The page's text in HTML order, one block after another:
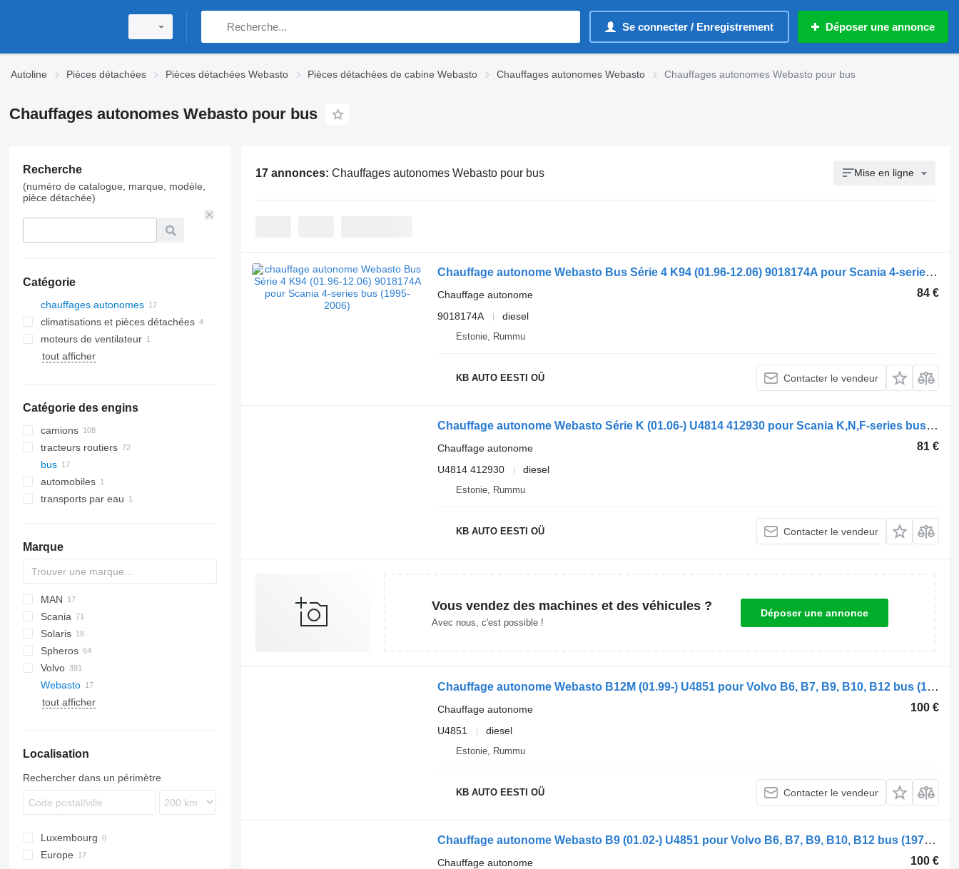
Se connecter / Enregistrement Déposer une annonce
Autoline Pièces détachées Pièces détachées Webasto Pièces détachées de cabine Webasto Chauffages autonomes Webasto Chauffages autonomes Webasto pour bus
Chauffages autonomes Webasto pour bus
Recherche
(numéro de catalogue, marque, modèle,
pièce détachée)
Catégorie
chauffages autonomes
climatisations et pièces détachées
climatiseurs
compresseurs de climatisation
moteurs de ventilateur
tout afficher
Catégorie des engins
camions
tracteurs routiers
bus
automobiles
transports par eau
Marque
Futura
Magiq
SB
Axer
Citelis
Domino
Evadys
Karosa
Recreo
MAN
A-series
Lion's series
Citaro
Intouro
Tourismo
Travego
Cityliner
Jetliner
Skyliner
Tourliner
Scania
K-series
L-series
Solaris
Alpino
Urbino
Spheros
Volvo
7700
9900
Webasto
tout afficher
Localisation
Rechercher dans un périmètre
Luxembourg
Europe
17 annonces: Chauffages autonomes Webasto pour bus Mise en ligne
Chauffage autonome Webasto Bus Série 4 K94 (01.96-12.06) 9018174A pour Scania 4-series bus (1995-2006)
84 €
Chauffage autonome
9018174A
diesel
Estonie, Rummu
KB AUTO EESTI OÜ Contacter le vendeur
Chauffage autonome Webasto Série K (01.06-) U4814 412930 pour Scania K,N,F-series bus (2006-)
81 €
Chauffage autonome
U4814 412930
diesel
Estonie, Rummu
KB AUTO EESTI OÜ Contacter le vendeur
Vous vendez des machines et des véhicules ?
Avec nous, c'est possible !
Déposer une annonce
Chauffage autonome Webasto B12M (01.99-) U4851 pour Volvo B6, B7, B9, B10, B12 bus (1978-2011)
100 €
Chauffage autonome
U4851
diesel
Estonie, Rummu
KB AUTO EESTI OÜ Contacter le vendeur
Chauffage autonome Webasto B9 (01.02-) U4851 pour Volvo B6, B7, B9, B10, B12 bus (1978-2011)
100 €
Chauffage autonome